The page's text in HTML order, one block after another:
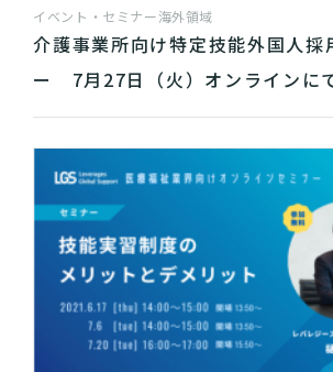
イベント・セミナー海外領域
介護事業所向け特定技能外国人採
ー 7月27日（火）オンラインに